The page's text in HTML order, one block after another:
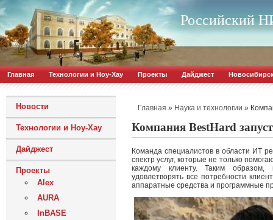
Российский
Главная Технологии и Ноу-Хау Проекты Дайджест
Новости
Технологии и Ноу-Хау
Дайджест
Проекты
Alex
AURA
InBASE
Главная » Наука и технологии »
Компания BestHard
Команда специалистов в области ИТ
спектр услуг, которые не только
каждому клиенту. Таким
удовлетворять все потребности
аппаратные средства и программные